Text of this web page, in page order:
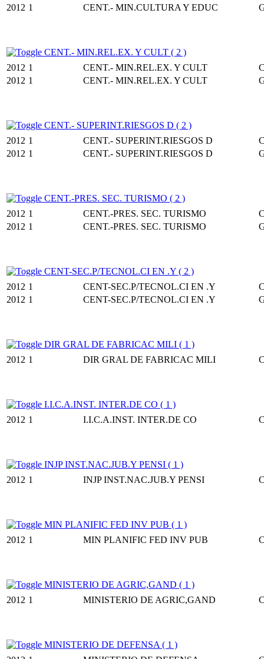
2012 1 CENT.- MIN.CULTURA Y EDUC
CENT.- MIN.REL.EX. Y CULT ( 2 )
2012 1 CENT.- MIN.REL.EX. Y CULT
2012 1 CENT.- MIN.REL.EX. Y CULT
CENT.- SUPERINT.RIESGOS D ( 2 )
2012 1 CENT.- SUPERINT.RIESGOS D
2012 1 CENT.- SUPERINT.RIESGOS D
CENT.-PRES. SEC. TURISMO ( 2 )
2012 1 CENT.-PRES. SEC. TURISMO
2012 1 CENT.-PRES. SEC. TURISMO
CENT-SEC.P/TECNOL.CI EN .Y ( 2 )
2012 1 CENT-SEC.P/TECNOL.CI EN .Y
2012 1 CENT-SEC.P/TECNOL.CI EN .Y
DIR GRAL DE FABRICAC MILI ( 1 )
2012 1 DIR GRAL DE FABRICAC MILI
I.I.C.A.INST. INTER.DE CO ( 1 )
2012 1 I.I.C.A.INST. INTER.DE CO
INJP INST.NAC.JUB.Y PENSI ( 1 )
2012 1 INJP INST.NAC.JUB.Y PENSI
MIN PLANIFIC FED INV PUB ( 1 )
2012 1 MIN PLANIFIC FED INV PUB
MINISTERIO DE AGRIC,GAND ( 1 )
2012 1 MINISTERIO DE AGRIC,GAND
MINISTERIO DE DEFENSA ( 1 )